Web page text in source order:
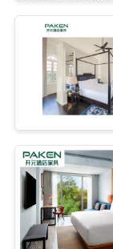
ติดต่อ
ขอ
ใบ
เสนอ
ราคา